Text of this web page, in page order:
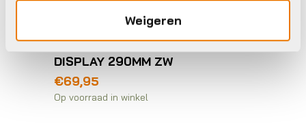
Weigeren
Motoren en parts E-Bike
Bosch EBP STUURBEDIENING KIOX
DISPLAY 290MM ZW
€69,95
Op voorraad in winkel